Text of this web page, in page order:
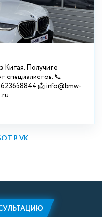
Китая. Получите
специалистов. 📞
📩 info@bmw-
В VK